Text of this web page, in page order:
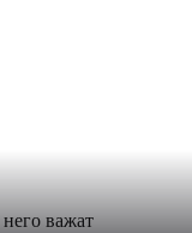
важат